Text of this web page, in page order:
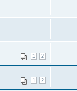
1 2
1 2